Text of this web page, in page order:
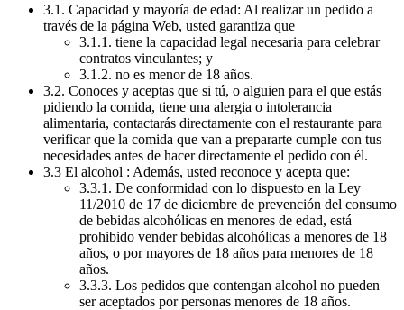
3.1. Capacidad y mayoría de edad: Al realizar un pedido a
través de la página Web, usted garantiza que
3.1.1. tiene la capacidad legal necesaria para celebrar
contratos vinculantes; y
3.1.2. no es menor de 18 años.
3.2. Conoces y aceptas que si tú, o alguien para el que estás
pidiendo la comida, tiene una alergia o intolerancia
alimentaria, contactarás directamente con el restaurante para
verificar que la comida que van a prepararte cumple con tus
necesidades antes de hacer directamente el pedido con él.
3.3 El alcohol : Además, usted reconoce y acepta que:
3.3.1. De conformidad con lo dispuesto en la Ley
11/2010 de 17 de diciembre de prevención del consumo
de bebidas alcohólicas en menores de edad, está
prohibido vender bebidas alcohólicas a menores de 18
años, o por mayores de 18 años para menores de 18
años.
3.3.3. Los pedidos que contengan alcohol no pueden
ser aceptados por personas menores de 18 años.